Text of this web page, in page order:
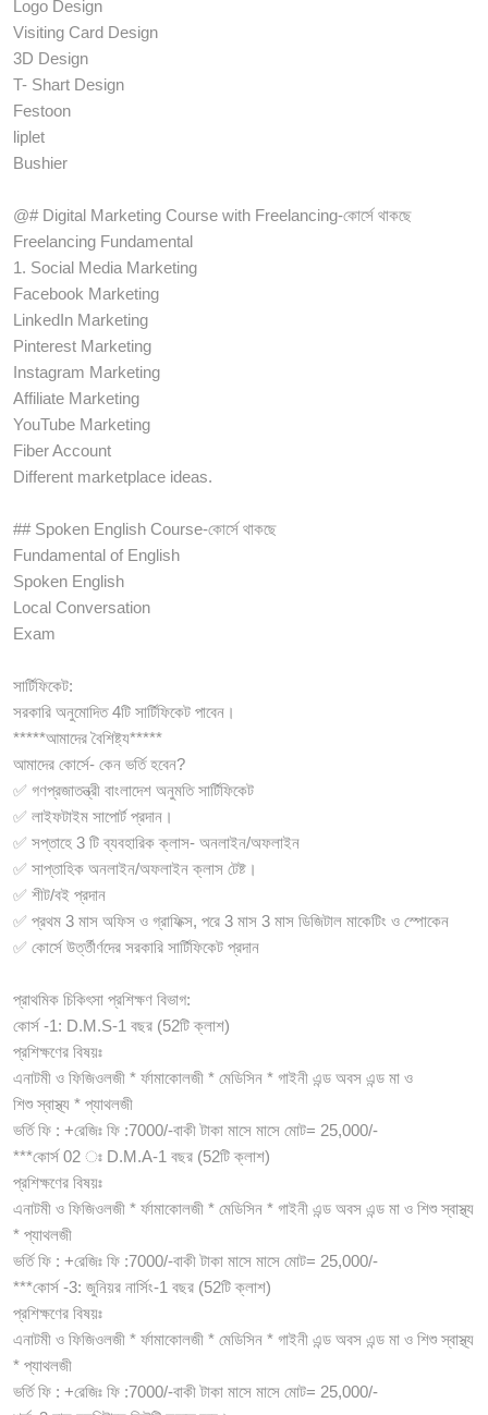
Logo Design
Visiting Card Design
3D Design
T- Shart Design
Festoon
liplet
Bushier
@# Digital Marketing Course with Freelancing-কোর্সে থাকছে
Freelancing Fundamental
1. Social Media Marketing
Facebook Marketing
LinkedIn Marketing
Pinterest Marketing
Instagram Marketing
Affiliate Marketing
YouTube Marketing
Fiber Account
Different marketplace ideas.
## Spoken English Course-কোর্সে থাকছে
Fundamental of English
Spoken English
Local Conversation
Exam
সার্টিফিকেট:
সরকারি অনুমোদিত 4টি সার্টিফিকেট পাবেন।
*****আমাদের বৈশিষ্ট্য*****
আমাদের কোর্সে- কেন ভর্তি হবেন?
✅ গণপ্রজাতন্ত্রী বাংলাদেশ অনুমতি সার্টিফিকেট
✅ লাইফটাইম সাপোর্ট প্রদান।
✅ সপ্তাহে 3 টি ব্যবহারিক ক্লাস- অনলাইন/অফলাইন
✅ সাপ্তাহিক অনলাইন/অফলাইন ক্লাস টেষ্ট।
✅ শীট/বই প্রদান
✅ প্রথম 3 মাস অফিস ও গ্রাফিক্স, পরে 3 মাস 3 মাস ডিজিটাল মাকেটিং ও স্পোকেন
✅ কোর্সে উর্ত্তীর্ণদের সরকারি সার্টিফিকেট প্রদান
প্রাথমিক চিকিৎসা প্রশিক্ষণ বিভাগ:
কোর্স -1: D.M.S-1 বছর (52টি ক্লাশ)
প্রশিক্ষণের বিষয়ঃ
এনাটমী ও ফিজিওলজী * র্ফামাকোলজী * মেডিসিন * গাইনী এন্ড অবস এন্ড মা ও
শিশু স্বাস্থ্য * প্যাথলজী
ভর্তি ফি : +রেজিঃ ফি :7000/-বাকী টাকা মাসে মাসে মোট= 25,000/-
***কোর্স 02 ঃ D.M.A-1 বছর (52টি ক্লাশ)
প্রশিক্ষণের বিষয়ঃ
এনাটমী ও ফিজিওলজী * র্ফামাকোলজী * মেডিসিন * গাইনী এন্ড অবস এন্ড মা ও শিশু স্বাস্থ্য
* প্যাথলজী
ভর্তি ফি : +রেজিঃ ফি :7000/-বাকী টাকা মাসে মাসে মোট= 25,000/-
***কোর্স -3: জুনিয়র নার্সিং-1 বছর (52টি ক্লাশ)
প্রশিক্ষণের বিষয়ঃ
এনাটমী ও ফিজিওলজী * র্ফামাকোলজী * মেডিসিন * গাইনী এন্ড অবস এন্ড মা ও শিশু স্বাস্থ্য
* প্যাথলজী
ভর্তি ফি : +রেজিঃ ফি :7000/-বাকী টাকা মাসে মাসে মোট= 25,000/-